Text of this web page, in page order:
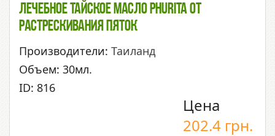
Лечебное Тайское Масло Phurita От
Растрескивания Пяток
Производители: Таиланд
Объем: 30мл.
ID: 816
Цена
202.4 грн.